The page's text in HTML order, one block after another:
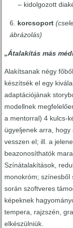
– kidolgozott
korcsoport
ábrázolás)
„Átalakítás más
Alakítsanak négy
készítsék el egy
adaptációjának
modellnek
a mentorral) 4 kulcs-
ügyeljenek arra,
vesszen el; ill. a
beazonosíthatók
Színátalakítások,
monokróm; színesből
során szoftveres
képeknek
tempera, rajzszén,
elkészülniük.